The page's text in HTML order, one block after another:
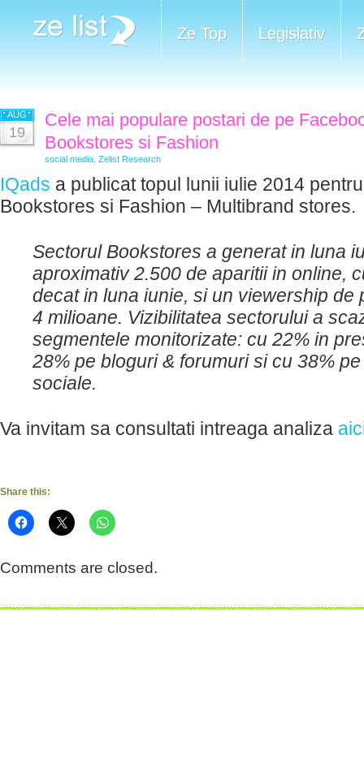
Ze Top Legislativ
AUG
19
Cele mai populare postari de pe
Bookstores si Fashion
social media Zelist Research
IQads a publicat topul lunii iulie 2014
Bookstores si Fashion – Multibrand stores.
Sectorul Bookstores a generat in luna
aproximativ 2.500 de aparitii in online,
decat in luna iunie, si un viewership de
4 milioane. Vizibilitatea sectorului a
segmentele monitorizate: cu 22% in
28% pe bloguri & forumuri si cu 38%
sociale.
Va invitam sa consultati intreaga analiza
Share this:
Comments are closed.